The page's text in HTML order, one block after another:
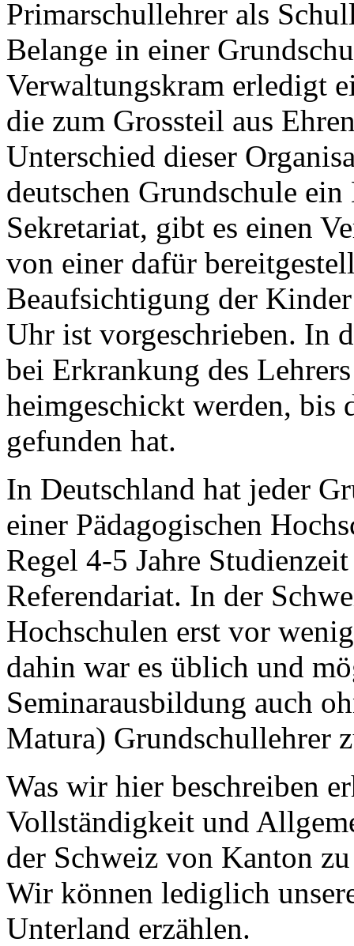
Primarschullehrer als
Belange in einer
Verwaltungskram erledigt
die zum Grossteil aus
Unterschied dieser
deutschen Grundschule
Sekretariat, gibt es einen
von einer dafür
Beaufsichtigung der
Uhr ist vorgeschrieben. In
bei Erkrankung des
heimgeschickt werden, bis
gefunden hat.
In Deutschland hat jeder
einer Pädagogischen
Regel 4-5 Jahre
Referendariat. In der
Hochschulen erst vor
dahin war es üblich und
Seminarausbildung auch
Matura) Grundschullehrer
Was wir hier beschreiben
Vollständigkeit und
der Schweiz von Kanton
Wir können lediglich
Unterland erzählen.